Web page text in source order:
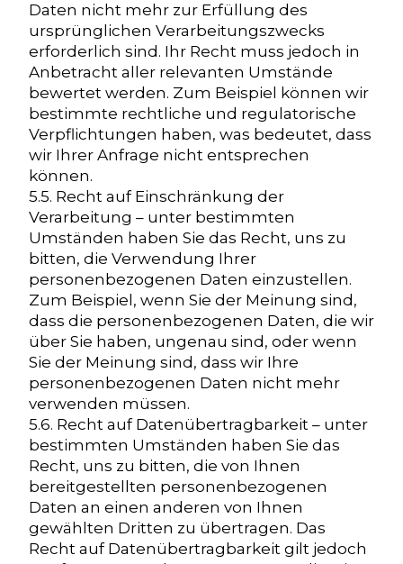
Daten nicht mehr zur Erfüllung des
ursprünglichen Verarbeitungszwecks
erforderlich sind. Ihr Recht muss jedoch in
Anbetracht aller relevanten Umstände
bewertet werden. Zum Beispiel können wir
bestimmte rechtliche und regulatorische
Verpflichtungen haben, was bedeutet, dass
wir Ihrer Anfrage nicht entsprechen
können.
5.5. Recht auf Einschränkung der
Verarbeitung – unter bestimmten
Umständen haben Sie das Recht, uns zu
bitten, die Verwendung Ihrer
personenbezogenen Daten einzustellen.
Zum Beispiel, wenn Sie der Meinung sind,
dass die personenbezogenen Daten, die wir
über Sie haben, ungenau sind, oder wenn
Sie der Meinung sind, dass wir Ihre
personenbezogenen Daten nicht mehr
verwenden müssen.
5.6. Recht auf Datenübertragbarkeit – unter
bestimmten Umständen haben Sie das
Recht, uns zu bitten, die von Ihnen
bereitgestellten personenbezogenen
Daten an einen anderen von Ihnen
gewählten Dritten zu übertragen. Das
Recht auf Datenübertragbarkeit gilt jedoch